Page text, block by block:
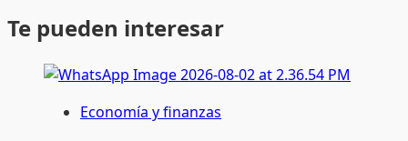
Te pueden interesar
Economía y finanzas